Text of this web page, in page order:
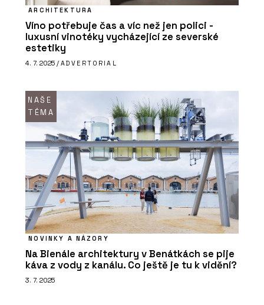
ARCHITEKTURA
Víno potřebuje čas a víc než jen polici -
luxusní vinotéky vycházející ze severské
estetiky
4. 7. 2025 / ADVERTORIAL
NAŠE
TÉMA
NOVINKY A NÁZORY
Na Bienále architektury v Benátkách se pije
káva z vody z kanálu. Co ještě je tu k vidění?
3. 7. 2025